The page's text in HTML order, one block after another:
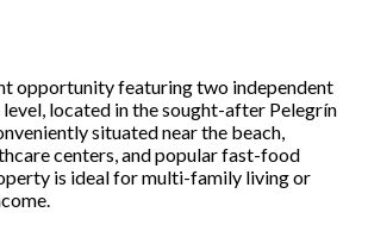
opportunity featuring two independent
level, located in the sought-after Pelegrín
situated near the beach,
centers, and popular fast-food
is ideal for multi-family living or